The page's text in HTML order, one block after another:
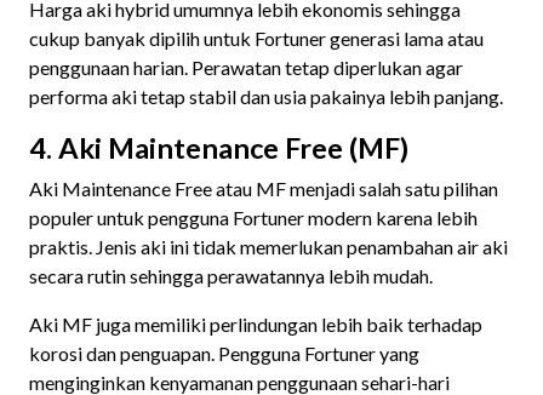
Harga aki hybrid umumnya lebih ekonomis sehingga
cukup banyak dipilih untuk Fortuner generasi lama atau
penggunaan harian. Perawatan tetap diperlukan agar
performa aki tetap stabil dan usia pakainya lebih panjang.
4. Aki Maintenance Free (MF)
Aki Maintenance Free atau MF menjadi salah satu pilihan
populer untuk pengguna Fortuner modern karena lebih
praktis. Jenis aki ini tidak memerlukan penambahan air aki
secara rutin sehingga perawatannya lebih mudah.
Aki MF juga memiliki perlindungan lebih baik terhadap
korosi dan penguapan. Pengguna Fortuner yang
menginginkan kenyamanan penggunaan sehari-hari